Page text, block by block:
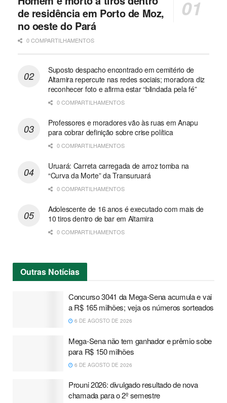
de residência em Porto de Moz,
no oeste do Pará
0 COMPARTILHAMENTOS
Suposto despacho encontrado em cemitério de
Altamira repercute nas redes sociais; moradora diz
reconhecer foto e afirma estar “blindada pela fé”
0 COMPARTILHAMENTOS
Professores e moradores vão às ruas em Anapu
para cobrar definição sobre crise política
0 COMPARTILHAMENTOS
Uruará: Carreta carregada de arroz tomba na
“Curva da Morte” da Transuruará
0 COMPARTILHAMENTOS
Adolescente de 16 anos é executado com mais de
10 tiros dentro de bar em Altamira
0 COMPARTILHAMENTOS
Outras Notícias
Concurso 3041 da Mega-Sena acumula e vai
a R$ 165 milhões; veja os números sorteados
6 DE AGOSTO DE 2026
Mega-Sena não tem ganhador e prêmio sobe
para R$ 150 milhões
6 DE AGOSTO DE 2026
Prouni 2026: divulgado resultado de nova
chamada para o 2º semestre